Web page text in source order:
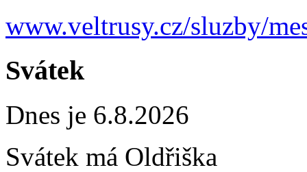
www.veltrusy.cz/sluzby/
Svátek
Dnes je 6.8.2026
Svátek má Oldřiška